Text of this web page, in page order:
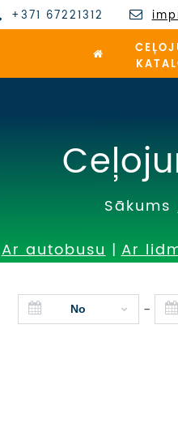
+371 67221312
Sākums
Ar autobusu| Ar
-